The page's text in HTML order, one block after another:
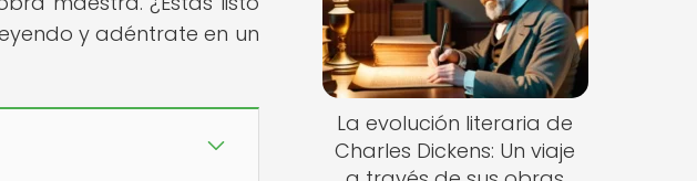
y adéntrate en un
La evolución literaria de
Charles Dickens: Un viaje